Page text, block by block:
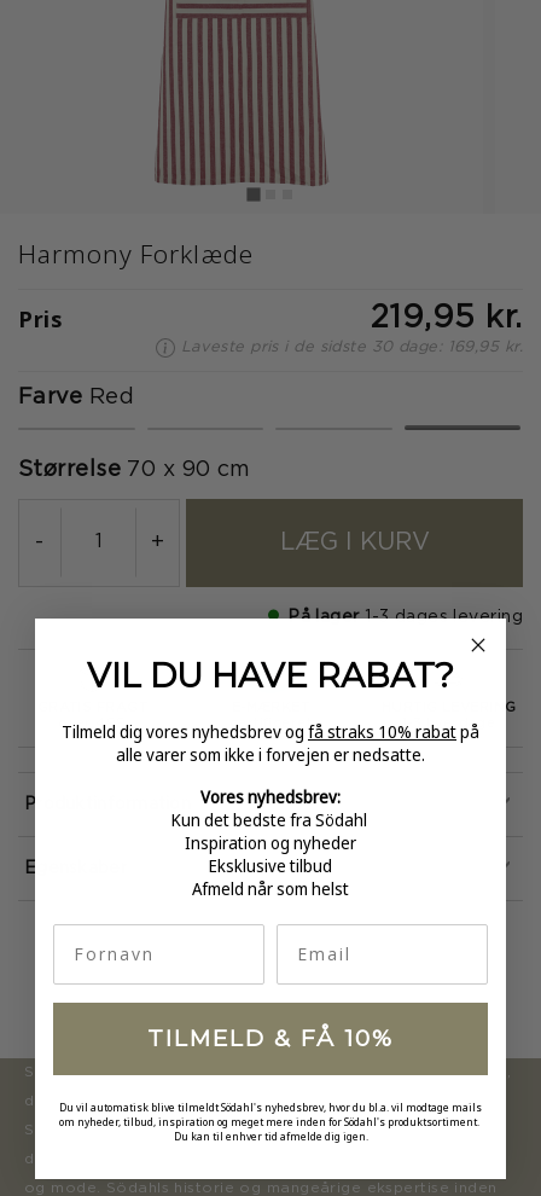
Harmony Forklæde
Pris 219,95 kr.
Laveste pris i de sidste 30 dage: 169,95 kr.
Farve Red
valgte
Størrelse 70 x 90 cm
- + LÆG I KURV
På lager 1-3 dages levering
over 499
certificeret
HURTIG LEVERING
1-3 hverdage
Egenskaber
Produktinformation
Södahl ønsker at tilbyde en moderne og attraktiv kollektion,
der inspirerer forbrugerne til at forny deres hjem.
Sortimentet opdateres løbende med nye produkter, der er
designet i henhold til tidens trends inden for boligindretning
og mode. Södahls historie og mangeårige ekspertise inden
VIL DU HAVE RABAT?
Tilmeld dig vores nyhedsbrev og få straks 10% rabatpå
alle varer som ikke i forvejen er nedsatte.
Vores nyhedsbrev:
Kun det bedste fra Södahl
Inspiration og nyheder
Eksklusive tilbud
Afmeld når som helst
TILMELD & FÅ 10%
Du vil automatisk blive tilmeldt Södahl's nyhedsbrev, hvor du bl.a. vil modtage mails
om nyheder, tilbud, inspiration og meget mere inden for Södahl's produktsortiment.
Du kan til enhver tid afmelde dig igen.